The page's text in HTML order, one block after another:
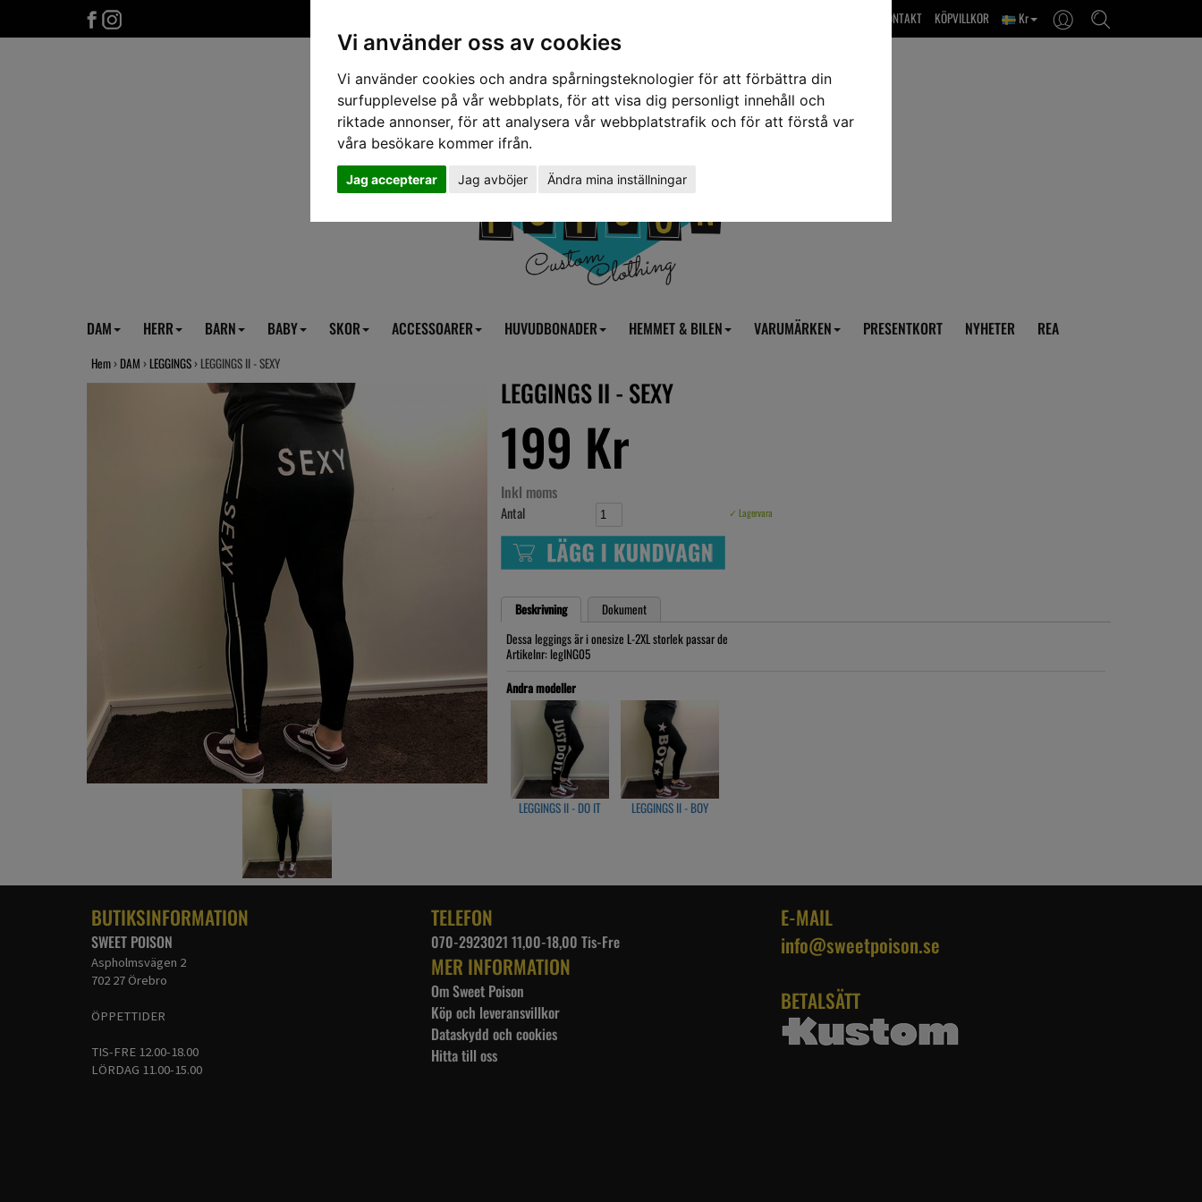
Vi använder oss av cookies
Vi använder cookies och andra spårningsteknologier för att förbättra din
surfupplevelse på vår webbplats, för att visa dig personligt innehåll och
riktade annonser, för att analysera vår webbplatstrafik och för att förstå var
våra besökare kommer ifrån.
Jag accepterar Jag avböjer Ändra mina inställningar
Kr
KÖPVILLKOR
OM OSS & KONTAKT
DAM HERR BARN BABY SKOR ACCESSOARER HUVUDBONADER HEMMET & BILEN VARUMÄRKEN PRESENTKORT NYHETER REA
Hem › DAM › LEGGINGS › LEGGINGS II - SEXY
LEGGINGS II - SEXY
199 Kr
Inkl moms
Antal ✓ Lagervara
Beskrivning
Dokument
Dessa leggings är i onesize L-2XL storlek passar de
Artikelnr: legING05
Andra modeller
LEGGINGS II - DO IT LEGGINGS II - BOY
BUTIKSINFORMATION
SWEET POISON
Aspholmsvägen 2
702 27 Örebro
ÖPPETTIDER
TIS-FRE 12.00-18.00
LÖRDAG 11.00-15.00
TELEFON
070-2923021 11,00-18,00 Tis-Fre
MER INFORMATION
Om Sweet Poison
Köp och leveransvillkor
Dataskydd och cookies
Hitta till oss
E-MAIL
info@sweetpoison.se
BETALSÄTT